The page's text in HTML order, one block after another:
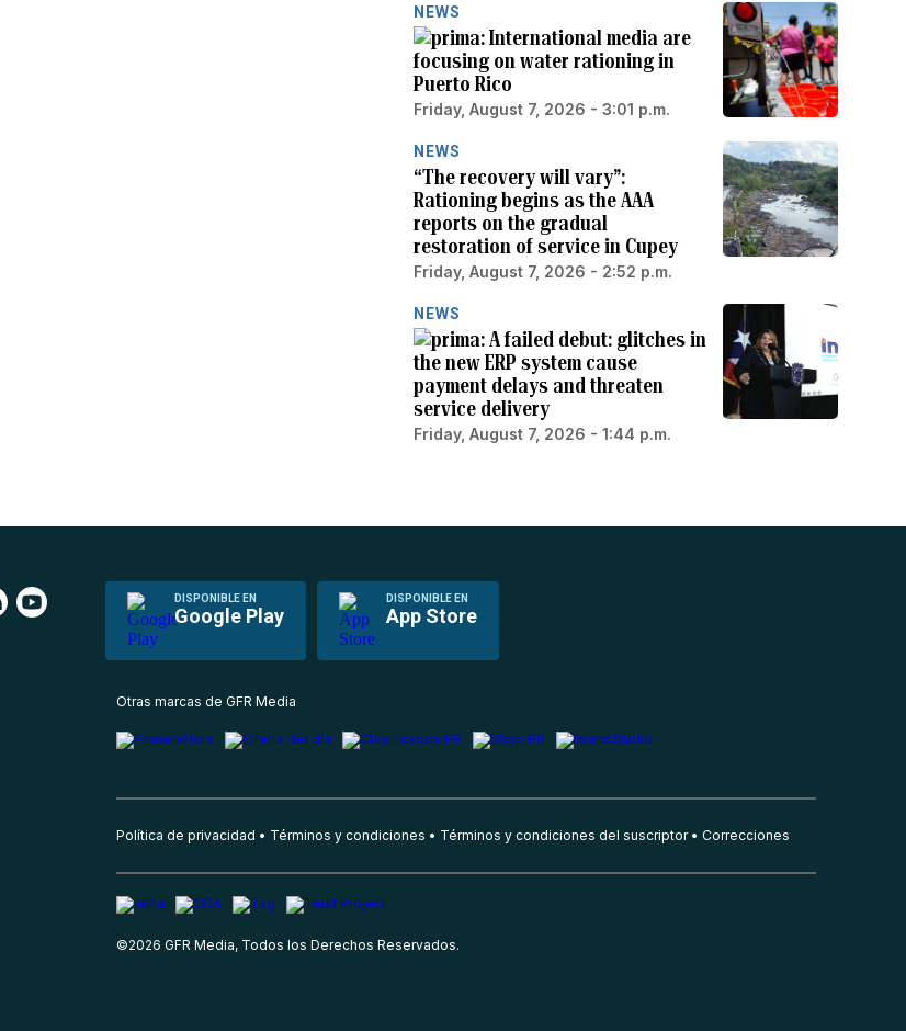
NEWS
International media are
focusing on water rationing in
Puerto Rico
Friday, August 7, 2026 - 3:01 p.m.
NEWS
“The recovery will vary”:
Rationing begins as the AAA
reports on the gradual
restoration of service in Cupey
Friday, August 7, 2026 - 2:52 p.m.
NEWS
A failed debut: glitches in
the new ERP system cause
payment delays and threaten
service delivery
Friday, August 7, 2026 - 1:44 p.m.
DISPONIBLE EN
Google Play
DISPONIBLE EN
App Store
Otras marcas de GFR Media
Política de privacidad Términos y condiciones Términos y condiciones del suscriptor Correcciones
©2026 GFR Media, Todos los Derechos Reservados.